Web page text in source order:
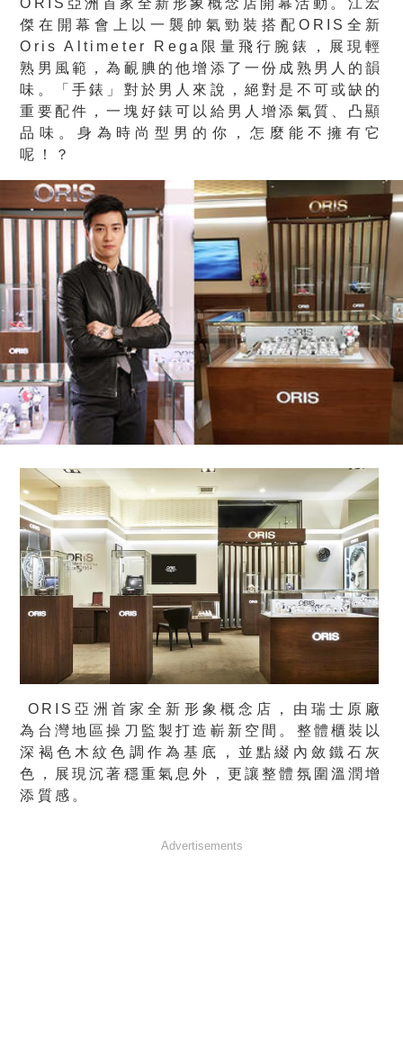
傑在開幕會上以一襲帥氣勁裝搭配ORIS全新
Oris Altimeter Rega限量飛行腕錶，展現輕
熟男風範，為靦腆的他增添了一份成熟男人的韻
味。「手錶」對於男人來說，絕對是不可或缺的
重要配件，一塊好錶可以給男人增添氣質、凸顯
品味。身為時尚型男的你，怎麼能不擁有它
呢！？
ORIS亞洲首家全新形象概念店 ， 由瑞士原廠
為台灣地區操刀監製打造嶄新空間。整體櫃裝以
深褐色木紋色調作為基底，並點綴內斂鐵石灰
色，展現沉著穩重氣息外，更讓整體氛圍溫潤增
添質感。
Advertisements